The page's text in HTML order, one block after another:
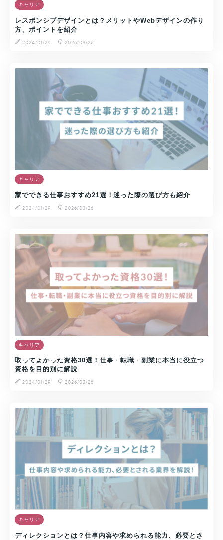
キャリア
レスポンシブデザインとは？メリットやWebデザインの作り
方、ポイントを紹介
2024/01/29
2026/03/26
キャリア
家でできる仕事おすすめ21選！迷った際の選び方も紹介
2024/01/29
2026/03/26
キャリア
取ってよかった資格30選！仕事・転職・副業に本当に役立つ
資格を目的別に解説
2024/01/29
2026/03/26
キャリア
ディレクションとは？仕事内容や求められる能力、必要とさ